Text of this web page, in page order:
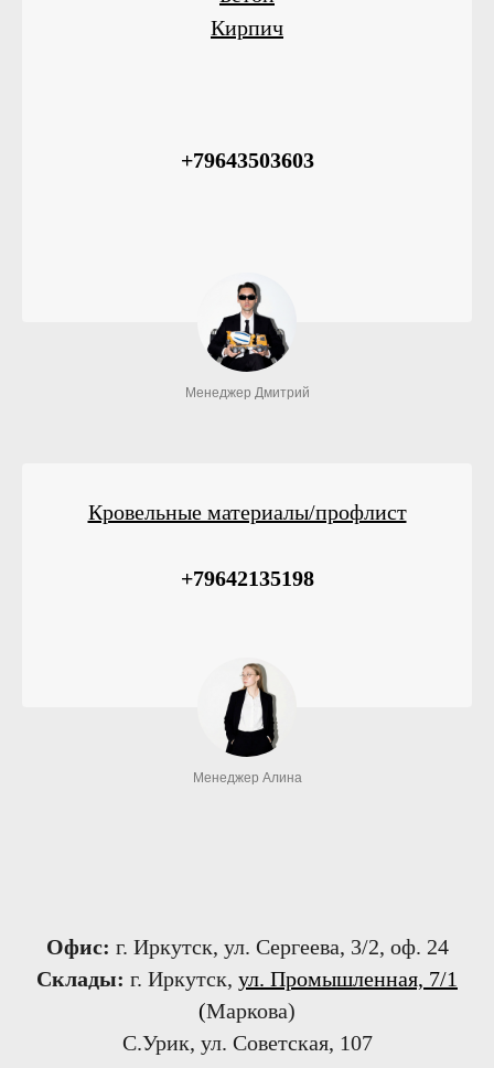
Кирпич
+79643503603
Менеджер Дмитрий
Кровельные материалы/профлист
+79642135198
Менеджер Алина
Офис: г. Иркутск, ул. Сергеева, 3/2, оф. 24
Склады: г. Иркутск, ул. Промышленная, 7/1
(Маркова)
С.Урик, ул. Советская, 107